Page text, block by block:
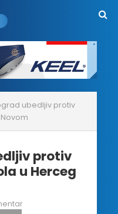
ubedljiv protiv
protiv
u Herceg